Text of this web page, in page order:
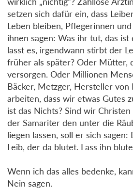
setzen sich dafür ein, dass
Leben bleiben, Pflegerinnen
ihnen sagen: Was ihr tut, das ist
lasst es, irgendwann stirbt der
früher als später? Oder Mütter,
versorgen. Oder Millionen
Bäcker, Metzger, Hersteller von
arbeiten, dass wir etwas Gutes
ist das Nichts? Sind wir
der Samariter den unter die
liegen lassen, soll er sich sagen:
Leib, der da blutet. Lass ihn
Wenn ich das alles bedenke,
Nein sagen.